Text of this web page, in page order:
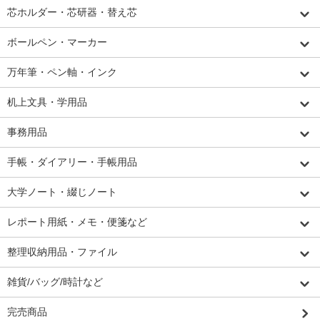
芯ホルダー・芯研器・替え芯
ボールペン・マーカー
万年筆・ペン軸・インク
机上文具・学用品
事務用品
手帳・ダイアリー・手帳用品
大学ノート・綴じノート
レポート用紙・メモ・便箋など
整理収納用品・ファイル
雑貨/バッグ/時計など
完売商品